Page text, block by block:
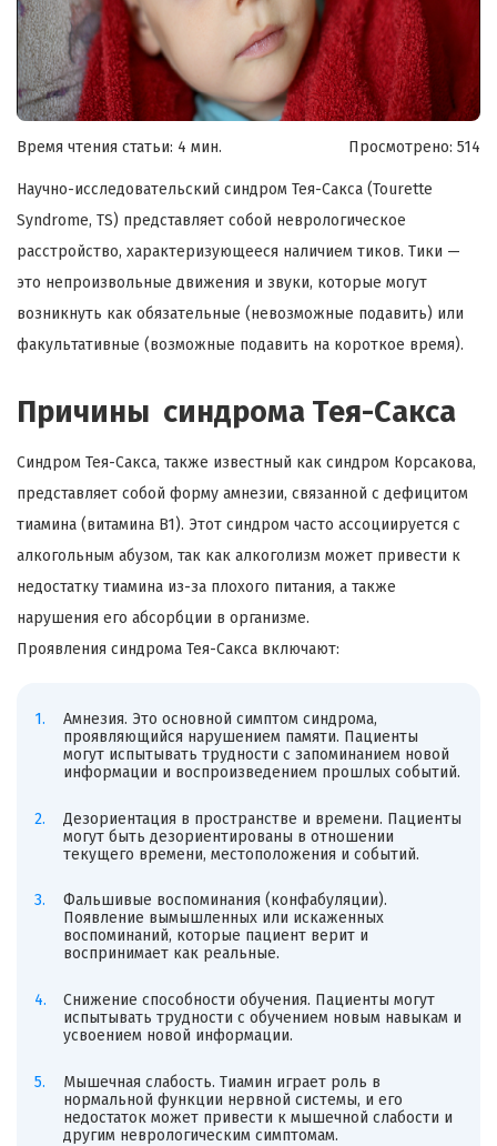
Время чтения статьи: 4 мин. Просмотрено: 514
Научно-исследовательский синдром Тея-Сакса (Tourette
Syndrome, TS) представляет собой неврологическое
расстройство, характеризующееся наличием тиков. Тики —
это непроизвольные движения и звуки, которые могут
возникнуть как обязательные (невозможные подавить) или
факультативные (возможные подавить на короткое время).
Причины синдрома Тея-Сакса
Синдром Тея-Сакса, также известный как синдром Корсакова,
представляет собой форму амнезии, связанной с дефицитом
тиамина (витамина B1). Этот синдром часто ассоциируется с
алкогольным абузом, так как алкоголизм может привести к
недостатку тиамина из-за плохого питания, а также
нарушения его абсорбции в организме.
Проявления синдрома Тея-Сакса включают:
Амнезия. Это основной симптом синдрома,
проявляющийся нарушением памяти. Пациенты
могут испытывать трудности с запоминанием новой
информации и воспроизведением прошлых событий.
Дезориентация в пространстве и времени. Пациенты
могут быть дезориентированы в отношении
текущего времени, местоположения и событий.
Фальшивые воспоминания (конфабуляции).
Появление вымышленных или искаженных
воспоминаний, которые пациент верит и
воспринимает как реальные.
Снижение способности обучения. Пациенты могут
испытывать трудности с обучением новым навыкам и
усвоением новой информации.
Мышечная слабость. Тиамин играет роль в
нормальной функции нервной системы, и его
недостаток может привести к мышечной слабости и
другим неврологическим симптомам.